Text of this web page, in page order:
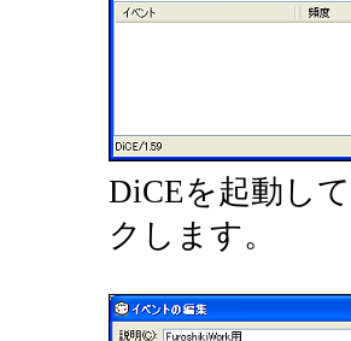
DiCEを起動し
クします。